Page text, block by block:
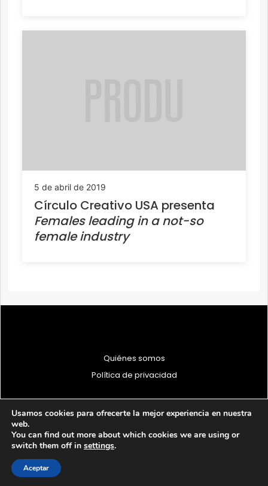
5 de abril de 2019
Círculo Creativo USA presenta
Females leading in a not-so
female industry
Quiénes somos
Política de privacidad
© 1997 - 2026 PRODU - Todos los derechos reservados
Usamos cookies para ofrecerte la mejor experiencia en nuestra
web.
You can find out more about which cookies we are using or
switch them off in settings.
Aceptar